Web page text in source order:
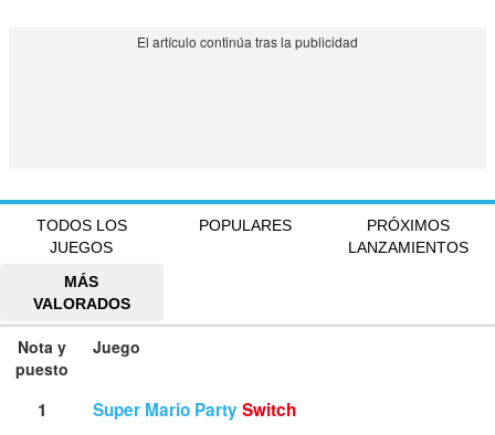
TODOS LOS
JUEGOS
POPULARES
PRÓXIMOS
LANZAMIENTOS
MÁS
VALORADOS
Nota y
puesto
Juego
1 Super Mario PartySwitch